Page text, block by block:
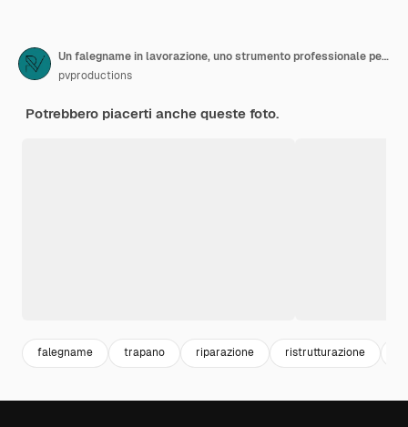
Un falegname in lavorazione, uno strumento professionale per la foratura di precisione nel legno.
pvproductions
Potrebbero piacerti anche queste foto.
falegname trapano riparazione ristrutturazione